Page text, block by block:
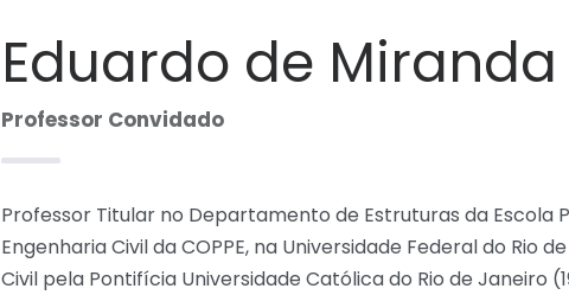
Eduardo de
Professor Convidado
Professor Titular no Departamento de Estruturas da Escola
Engenharia Civil da COPPE, na Universidade Federal do Rio
Civil pela Pontifícia Universidade Católica do Rio de Janeiro